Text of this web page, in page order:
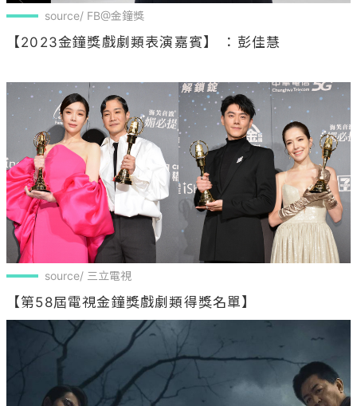
source/ FB@金鐘獎
【2023金鐘獎戲劇類表演嘉賓】 ：彭佳慧
source/ 三立電視